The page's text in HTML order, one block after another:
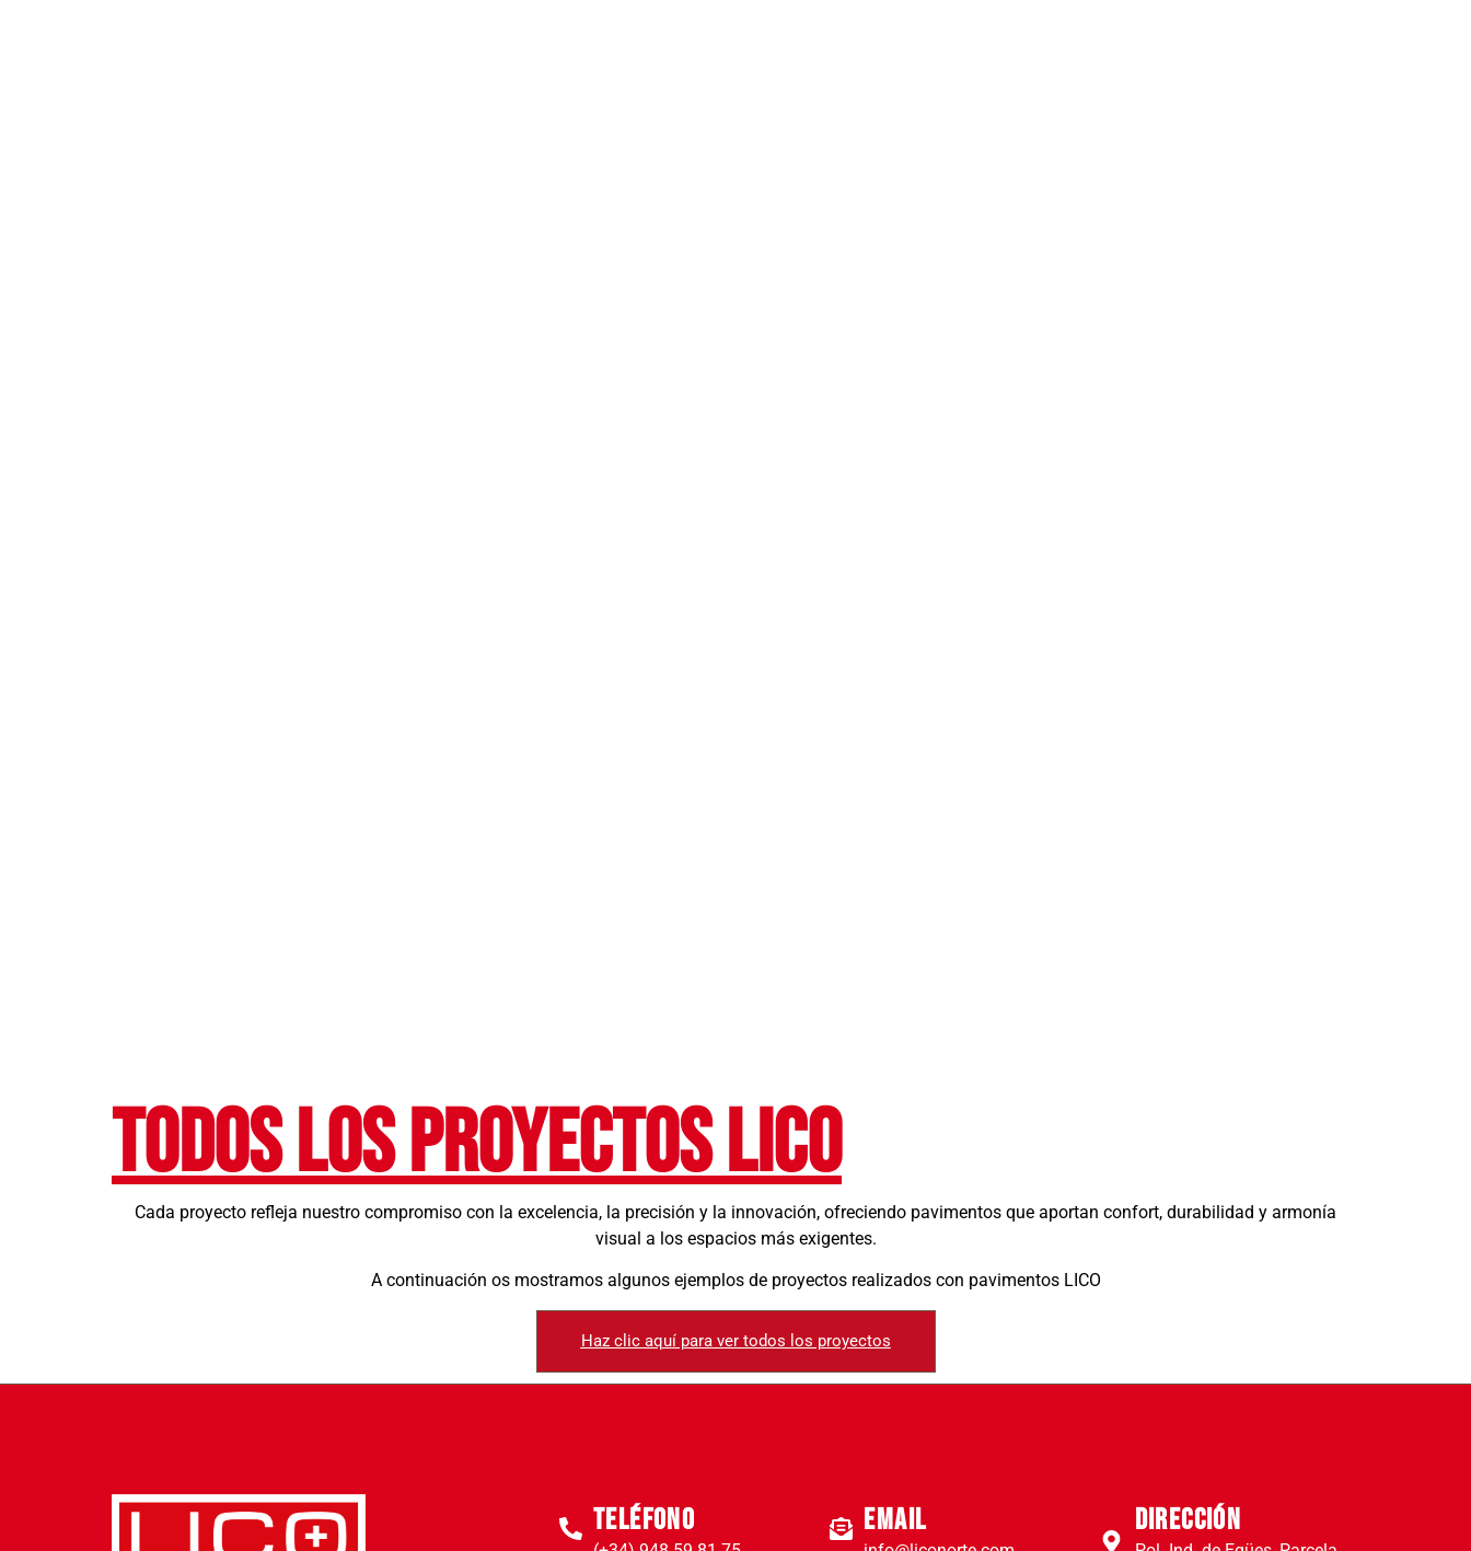
Todos los proyectos lico
Cada proyecto refleja nuestro compromiso con la excelencia, la precisión y la innovación, ofreciendo pavimentos que aportan confort, durabilidad y armonía
visual a los espacios más exigentes.
A continuación os mostramos algunos ejemplos de proyectos realizados con pavimentos LICO
Haz clic aquí para ver todos los proyectos
Teléfono Email Dirección